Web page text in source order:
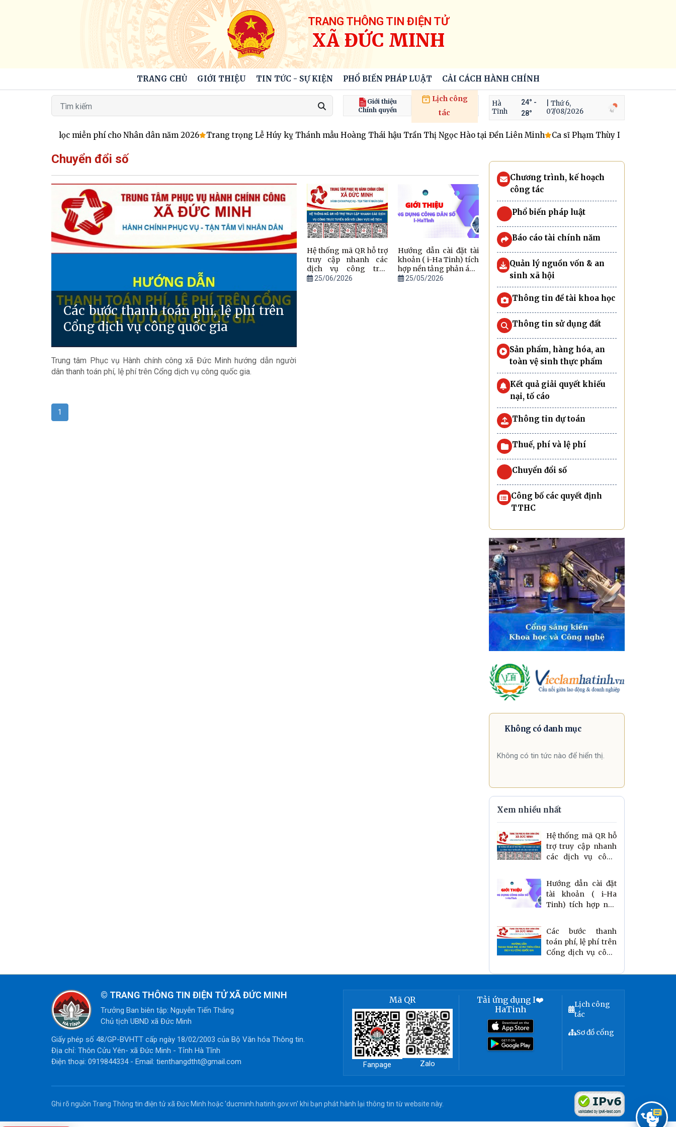
TRANG THÔNG TIN ĐIỆN TỬ
XÃ ĐỨC MINH
TRANG CHỦ GIỚI THIỆU TIN TỨC - SỰ KIỆN PHỔ BIẾN PHÁP LUẬT CẢI CÁCH HÀNH CHÍNH
Giới thiệu
Chính quyền
Lịch công
tác
Hà
Tĩnh
24° -
28°
| Thứ 6,
07/08/2026
sàng lọc miễn phí cho Nhân dân năm 2026 Trang trọng Lễ Húy kỵ Thánh mẫu Hoàng Thái hậu Trần Thị Ngọc Hào tại Đền Liên Minh Ca sĩ Phạm Thùy Dung và những
Chuyển đổi số
Các bước thanh toán phí, lệ phí trên
Cổng dịch vụ công quốc gia
Trung tâm Phục vụ Hành chính công xã Đức Minh hướng dẫn người
dân thanh toán phí, lệ phí trên Cổng dịch vụ công quốc gia.
Hệ thống mã QR hỗ trợ
truy cập nhanh các
dịch vụ công trực
tuyến lĩnh vực hộ tịch.
25/06/2026
Hướng dẫn cài đặt tài
khoản ( i-Ha Tinh) tích
hợp nền tảng phản ánh
hiện trường
25/05/2026
1
Chương trình, kế hoạch
công tác
Phổ biến pháp luật
Báo cáo tài chính năm
Quản lý nguồn vốn & an
sinh xã hội
Thông tin đề tài khoa học
Thông tin sử dụng đất
Sản phẩm, hàng hóa, an
toàn vệ sinh thực phẩm
Kết quả giải quyết khiếu
nại, tố cáo
Thông tin dự toán
Thuế, phí và lệ phí
Chuyển đổi số
Công bố các quyết định
TTHC
Không có danh mục
Không có tin tức nào để hiển thị.
Xem nhiều nhất
Hệ thống mã QR hỗ
trợ truy cập nhanh
các dịch vụ công
hộ tịch.
Hướng dẫn cài đặt
tài khoản ( i-Ha
Tinh) tích hợp nền
trường
Các bước thanh
toán phí, lệ phí trên
Cổng dịch vụ công
© TRANG THÔNG TIN ĐIỆN TỬ XÃ ĐỨC MINH
Trưởng Ban biên tập: Nguyễn Tiến Thắng
Chủ tịch UBND xã Đức Minh
Giấy phép số 48/GP-BVHTT cấp ngày 18/02/2003 của Bộ Văn hóa Thông tin.
Địa chỉ: Thôn Cửu Yên- xã Đức Minh - Tỉnh Hà Tĩnh
Điện thoại: 0919844334 - Email: tienthangdtht@gmail.com
Mã QR
Fanpage Zalo
Tải ứng dụng I❤️
HaTinh
Lịch công
tác
Sơ đồ cổng
Ghi rõ nguồn Trang Thông tin điện tử xã Đức Minh hoặc 'ducminh.hatinh.gov.vn' khi bạn phát hành lại thông tin từ website này.